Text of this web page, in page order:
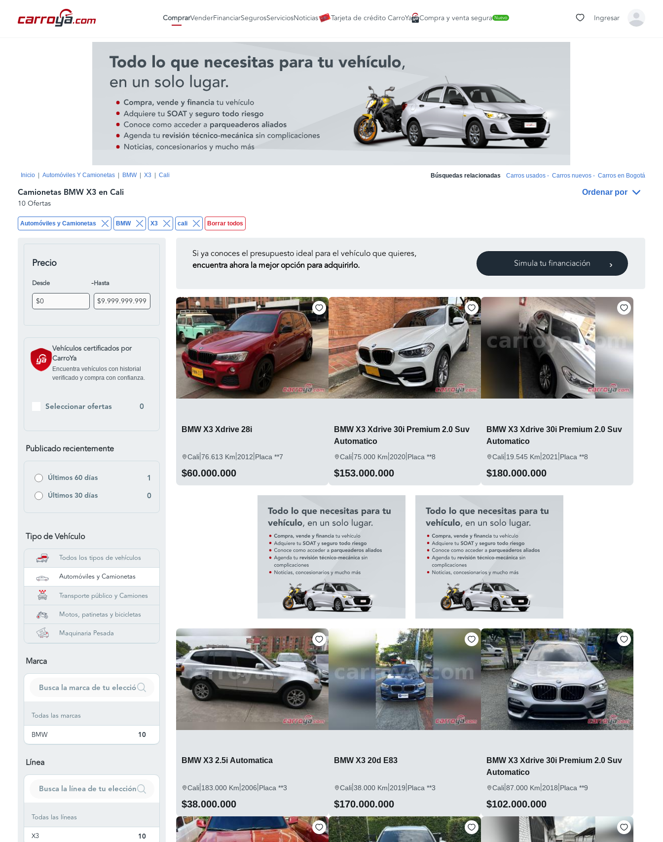
ComprarVenderFinanciarSegurosServiciosNoticias Tarjeta de crédito CarroYa Compra y venta segura Nuevo Ingresar
Inicio Automóviles Y Camionetas BMW X3 Cali Búsquedas relacionadas Carros usados - Carros nuevos - Carros en Bogotá
Automóviles y Camionetas BMW X3 cali Borrar todos
Camionetas BMW X3 en Cali Ordenar por
10 Ofertas
Precio
Desde -Hasta
Vehículos certificados por
CarroYa
Encuentra vehículos con historial
verificado y compra con confianza.
Seleccionar ofertas 0
Publicado recientemente
Últimos 60 días 1
Últimos 30 días 0
Tipo de Vehículo
Todos los tipos de vehículos
Automóviles y Camionetas
Transporte público y Camiones
Motos, patinetas y bicicletas
Maquinaria Pesada
Marca
Todas las marcas
BMW
10
Línea
Todas las líneas
X3
10
Si ya conoces el presupuesto ideal para el vehículo que quieres,
encuentra ahora la mejor opción para adquirirlo.
Simula tu financiación
BMW X3 Xdrive 28i
Cali|76.613 Km|2012|Placa **7
$60.000.000
BMW X3 Xdrive 30i Premium 2.0 Suv
Automatico
Cali|75.000 Km|2020|Placa **8
$153.000.000
BMW X3 Xdrive 30i Premium 2.0 Suv
Automatico
Cali|19.545 Km|2021 |Placa **8
$180.000.000
BMW X3 2.5i Automatica
Cali|183.000 Km|2006|Placa **3
$38.000.000
BMW X3 20d E83
Cali|38.000 Km|2019|Placa **3
$170.000.000
BMW X3 Xdrive 30i Premium 2.0 Suv
Automatico
Cali|87.000 Km|2018|Placa **9
$102.000.000